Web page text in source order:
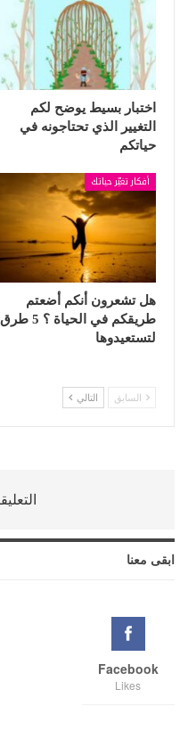
اختبار بسيط يوضح لكم
التغيير الذي تحتاجونه في
حياتكم
أفكار تغيّر حياتك
هل تشعرون أنكم أضعتم
طريقكم في الحياة ؟ 5 طرق
لتستعيدوها
السابق التالي
ابقى معنا
Facebook
Likes